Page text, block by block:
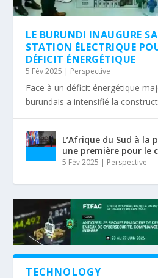
LE BURUNDI INAUGURE
STATION ÉLECTRIQUE
DÉFICIT ÉNERGÉTIQUE
5 Fév 2025 | Perspective
Face à un déficit énergétique
burundais a intensifié la
L’Afrique du Sud à la
une première pour le
5 Fév 2025 | Perspective
TECHNOLOGY